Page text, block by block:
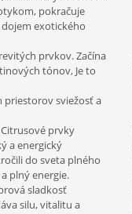
pokračuje
exotického
prvkov. Začína
tónov, Je to
priestorov sviežosť a
prvky
a energický
do sveta plného
plný energie.
sladkosť
silu, vitalitu a